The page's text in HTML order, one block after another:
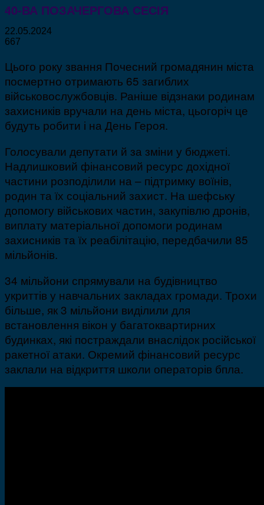
40-ВА ПОЗАЧЕРГОВА СЕСІЯ
22.05.2024
667
Цього року звання Почесний громадянин міста
посмертно отримають 65 загиблих
військовослужбовців. Раніше відзнаки родинам
захисників вручали на день міста, цьогоріч це
будуть робити і на День Героя.
Голосували депутати й за зміни у бюджеті.
Надлишковий фінансовий ресурс дохідної
частини розподілили на – підтримку воїнів,
родин та їх соціальний захист. На шефську
допомогу військових частин, закупівлю дронів,
виплату матеріальної допомоги родинам
захисників та їх реабілітацію, передбачили 85
мільйонів.
34 мільйони спрямували на будівництво
укриттів у навчальних закладах громади. Трохи
більше, як 3 мільйони виділили для
встановлення вікон у багатоквартирних
будинках, які постраждали внаслідок російської
ракетної атаки. Окремий фінансовий ресурс
заклали на відкриття школи операторів бпла.